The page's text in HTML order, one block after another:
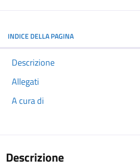
INDICE DELLA PAGINA
Descrizione
Allegati
A cura di
Descrizione